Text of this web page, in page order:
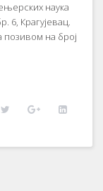
наука
6, Крагујевац.
позивом на број